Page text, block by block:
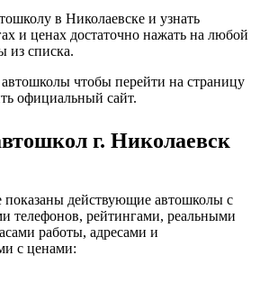
в Николаевске и узнать
и ценах достаточно нажать на любой
из списка.
чтобы перейти на страницу
официальный сайт.
г. Николаевск
показаны действующие автошколы с
телефонов, рейтингами, реальными
работы, адресами и
с ценами: